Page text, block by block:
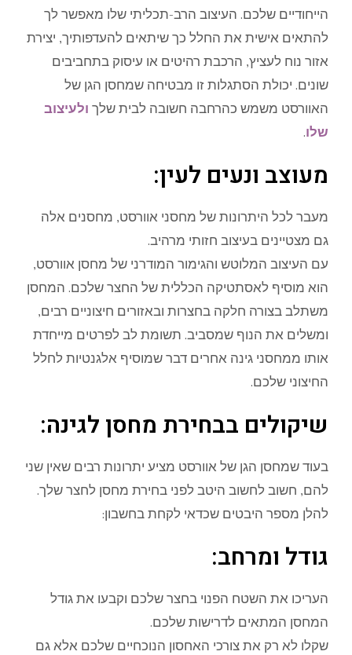
הייחודיים שלכם. העיצוב הרב-תכליתי שלו מאפשר לך
להתאים אישית את החלל כך שיתאים להעדפותיך, יצירת
אזור נוח לעציץ, הרכבת רהיטים או עיסוק בתחביבים
שונים. יכולת הסתגלות זו מבטיחה שמחסן הגן של
האוורסט משמש כהרחבה חשובה לבית שלך ולעיצוב
שלו.
מעוצב ונעים לעין:
מעבר לכל היתרונות של מחסני אוורסט, מחסנים אלה
גם מצטיינים בעיצוב חזותי מרהיב.
עם העיצוב המלוטש והגימור המודרני של מחסן אוורסט,
הוא מוסיף לאסתטיקה הכללית של החצר שלכם. המחסן
משתלב בצורה חלקה בחצרות ובאזורים חיצוניים רבים,
ומשלים את הנוף שמסביב. תשומת לב לפרטים מייחדת
אותו ממחסני גינה אחרים דבר שמוסיף אלגנטיות לחלל
החיצוני שלכם.
שיקולים בבחירת מחסן לגינה:
בעוד שמחסן הגן של אוורסט מציע יתרונות רבים שאין שני
להם, חשוב לחשוב היטב לפני בחירת מחסן לחצר שלך.
להלן מספר היבטים שכדאי לקחת בחשבון:
גודל ומרחב:
העריכו את השטח הפנוי בחצר שלכם וקבעו את גודל
המחסן המתאים לדרישות שלכם.
שקלו לא רק את צורכי האחסון הנוכחיים שלכם אלא גם